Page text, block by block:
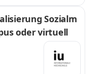
Sozialm
oder virtuell